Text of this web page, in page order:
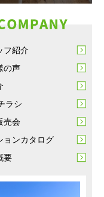
フ紹介
の声
ラシ
売会
ョンカタログ
要